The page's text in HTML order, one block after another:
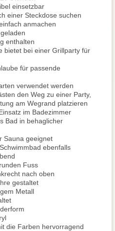
einsetzbar
einer Steckdose suchen
anmachen
enthalten
bietet bei einer Grillparty für
für passende
verwendet werden
den Weg zu einer Party,
am Wegrand platzieren
im Badezimmer
Bad in behaglicher
Sauna geeignet
ebenfalls
Fuss
nach oben
gestaltet
Metall
die Farben hervorragend